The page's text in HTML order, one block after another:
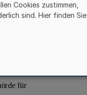
Cookies zustimmen,
sind. Hier finden Sie